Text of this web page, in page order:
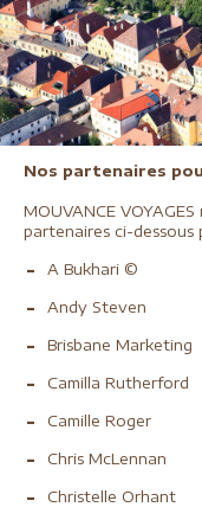
Nos partenaires
MOUVANCE
partenaires ci-dessous
A Bukhari ©
Andy Steven
Brisbane Marketing
Camilla Rutherford
Camille Roger
Chris McLennan
Christelle Orhant